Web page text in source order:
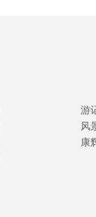
游
风
康